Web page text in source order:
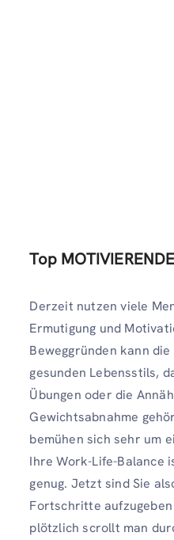
Top
Derzeit nutzen viele
Ermutigung und
Beweggründen kann
gesunden Lebensstils,
Übungen oder die
Gewichtsabnahme
bemühen sich sehr um
Ihre Work-Life-Balance
genug. Jetzt sind Sie
Fortschritte
plötzlich scrollt man